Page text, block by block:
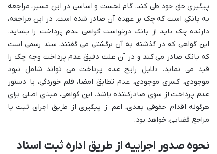
پیگیری حق خود طی کند. گام نخست و اساسی در این مسیر، مراجعه
به بانکی است که چک بر عهده آن صادر شده است. در این مراجعه،
دارنده چک باید از بانک درخواست گواهی عدم پرداخت را بنماید.
این گواهی که در گذشته به آن برگشتی می گفتند، سند رسمی است
که بانک صادر می کند و در آن علت دقیق عدم پرداخت وجه چک را
قید می نماید. دلایل رایج عدم پرداخت می تواند شامل نبود
موجودی، کسری موجودی، عدم تطابق امضا، قلم خوردگی، یا دستور
عدم پرداخت از سوی صادرکننده باشد. این گواهی، مبنای اصلی برای
هرگونه اقدام حقوقی بعدی، اعم از پیگیری از طریق اجرای ثبت یا
مراجع قضایی، خواهد بود.
نحوه صدور اجراییه از طریق اداره ثبت اسناد